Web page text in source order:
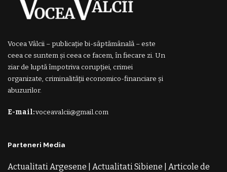
Vocea Vâlcii – publicație bi-săptămânală – este
ceea ce suntem și ceea ce facem, în fiecare zi. Un
ziar de luptă împotriva corupției, crimei
organizate, criminalității economico-financiare și
abuzurilor.
E-mail:voceavalcii@gmail.com
Parteneri Media
Actualitati Argesene Actualitati Sibiene
Articole de